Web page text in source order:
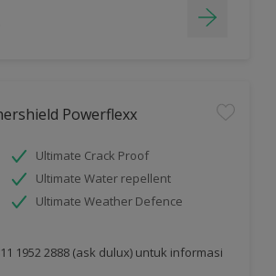
Powerflexx
Ultimate Crack Proof
Ultimate Water repellent
Ultimate Weather Defence
1952 2888 (ask dulux) untuk informasi